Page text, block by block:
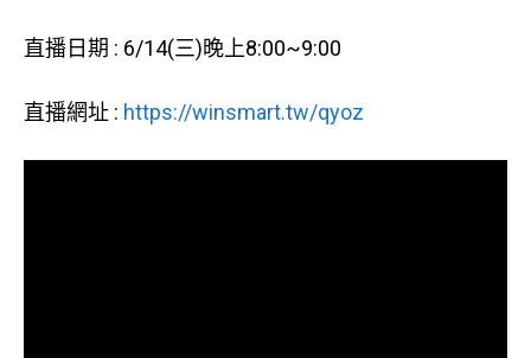
直播日期 : 6/14(三)晚上8:00~9:00
直播網址 : https://winsmart.tw/qyoz